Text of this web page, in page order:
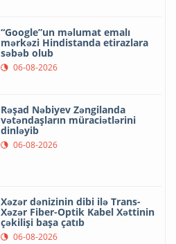
“Google”un məlumat emalı
mərkəzi Hindistanda etirazlara
səbəb olub
06-08-2026
Rəşad Nəbiyev Zəngilanda
vətəndaşların müraciətlərini
dinləyib
06-08-2026
Xəzər dənizinin dibi ilə Trans-
Xəzər Fiber-Optik Kabel Xəttinin
çəkilişi başa çatıb
06-08-2026